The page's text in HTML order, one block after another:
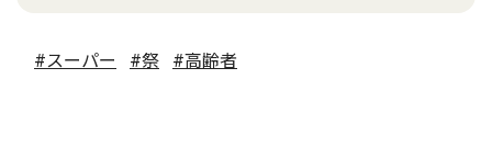
#スーパー #祭 #高齢者